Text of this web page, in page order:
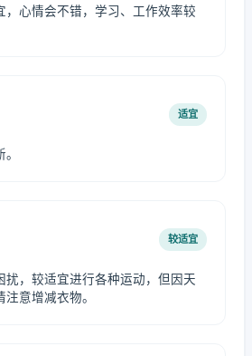
，心情会不错，学习、工作效率较
适宜
较适宜
扰，较适宜进行各种运动，但因天
意增减衣物。